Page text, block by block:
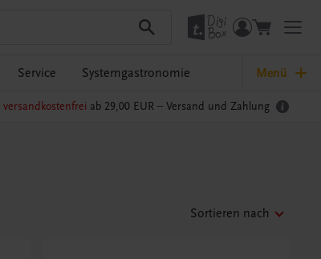
Service Systemgastronomie Menü
ab 29,00 EUR – Versand und Zahlung
Sortieren nach